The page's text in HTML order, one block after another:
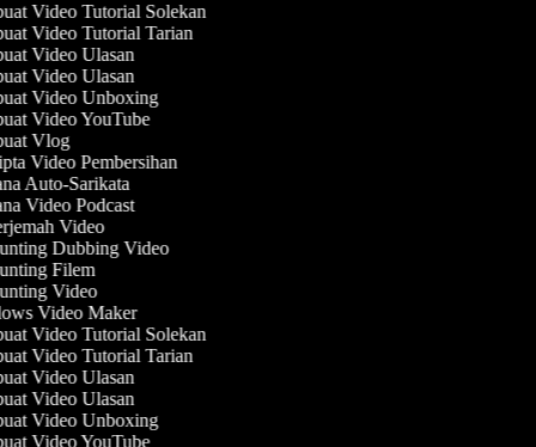
Video Tutorial Solekan
Video Tutorial Tarian
Video Ulasan
Video Ulasan
Video Unboxing
Video YouTube
Vlog
Video Pembersihan
Auto-Sarikata
Video Podcast
Video
Dubbing Video
Filem
Video
Video Maker
Video Tutorial Solekan
Video Tutorial Tarian
Video Ulasan
Video Ulasan
Video Unboxing
Video YouTube